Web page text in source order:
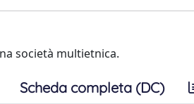
società multietnica.
Scheda completa (DC)